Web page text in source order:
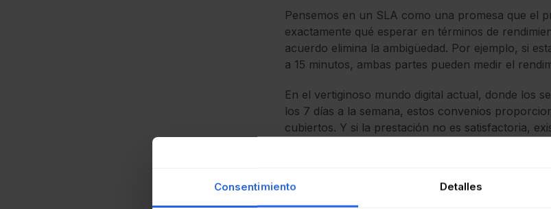
Consentimiento Detalles
Pensemos en un SLA como una promesa que el
exactamente qué esperar en términos de
acuerdo elimina la ambigüedad. Por ejemplo, si
a 15 minutos, ambas partes pueden medir el
En el vertiginoso mundo digital actual, donde los
los 7 días a la semana, estos convenios
cubiertos. Y si la prestación no es satisfactoria,